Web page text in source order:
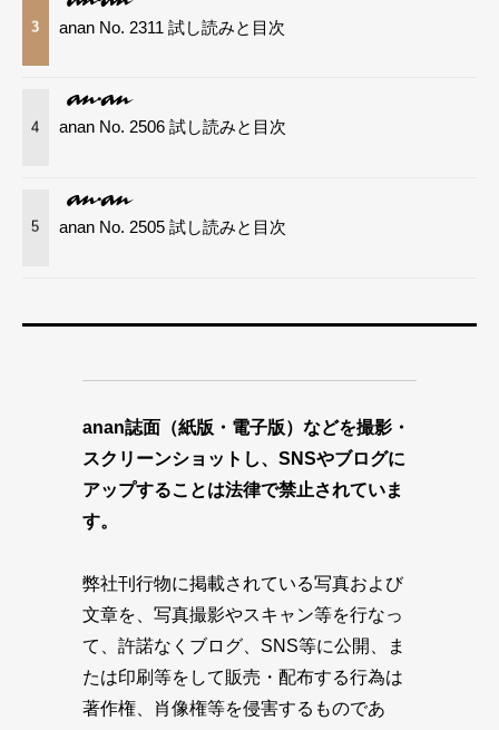
3 anan No. 2311 試し読みと目次
4 anan No. 2506 試し読みと目次
5 anan No. 2505 試し読みと目次
anan誌面（紙版・電子版）などを撮影・
スクリーンショットし、SNSやブログに
アップすることは法律で禁止されていま
す。
弊社刊行物に掲載されている写真および
文章を、写真撮影やスキャン等を行なっ
て、許諾なくブログ、SNS等に公開、ま
たは印刷等をして販売・配布する行為は
著作権、肖像権等を侵害するものであ